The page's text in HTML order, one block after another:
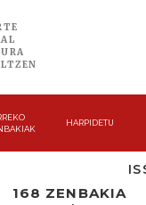
HARPIDETU
168 ZENBAKIA